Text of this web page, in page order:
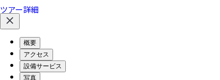
ツアー詳細
概要
アクセス
設備サービス
写真